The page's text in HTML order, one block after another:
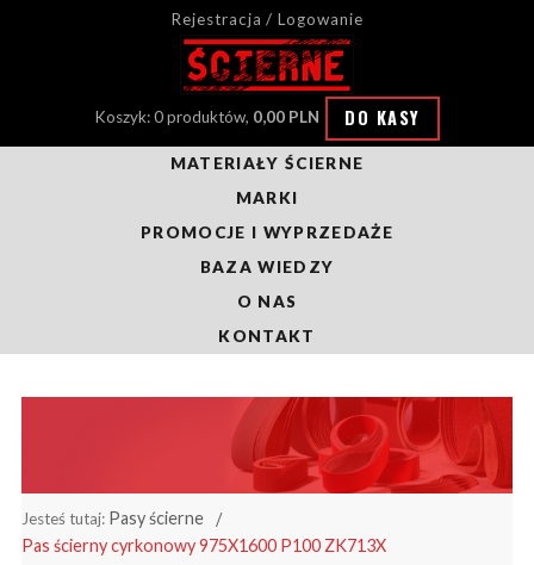
Rejestracja / Logowanie
Koszyk: 0 produktów, 0,00 PLN DO KASY
MATERIAŁY ŚCIERNE
MARKI
PROMOCJE I WYPRZEDAŻE
BAZA WIEDZY
O NAS
KONTAKT
Jesteś tutaj: Pasy ścierne
Pas ścierny cyrkonowy 975X1600 P100 ZK713X